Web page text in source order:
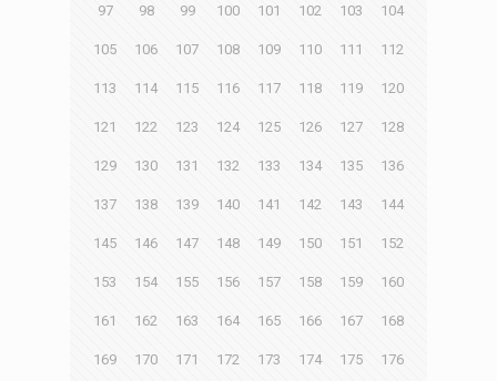
97 98 99 100 101 102 103 104
105 106 107 108 109 110 111 112
113 114 115 116 117 118 119 120
121 122 123 124 125 126 127 128
129 130 131 132 133 134 135 136
137 138 139 140 141 142 143 144
145 146 147 148 149 150 151 152
153 154 155 156 157 158 159 160
161 162 163 164 165 166 167 168
169 170 171 172 173 174 175 176